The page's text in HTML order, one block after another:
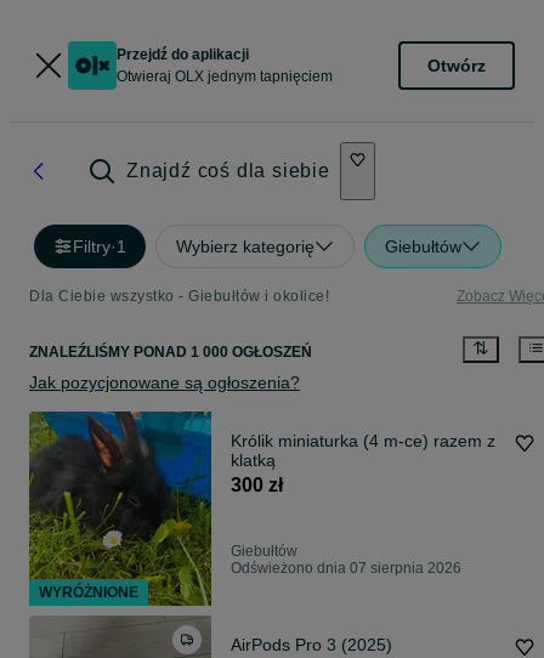
Przejdź do aplikacji
Otwieraj OLX jednym tapnięciem
Otwórz
Znajdź coś dla siebie
Filtry·1 Wybierz kategorię Giebułtów
Dla Ciebie wszystko - Giebułtów i okolice! Zobacz
ZNALEŹLIŚMY PONAD 1 000 OGŁOSZEŃ
Jak pozycjonowane są ogłoszenia?
Królik miniaturka (4 m-ce) razem z
klatką
300 zł
Giebułtów
Odświeżono dnia 07 sierpnia 2026
AirPods Pro 3 (2025)
WYRÓŻNIONE